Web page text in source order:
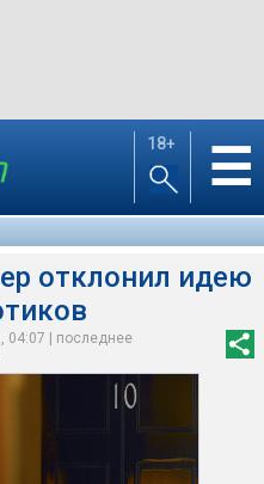
18+ ☰
отклонил идею
04:07 | последнее